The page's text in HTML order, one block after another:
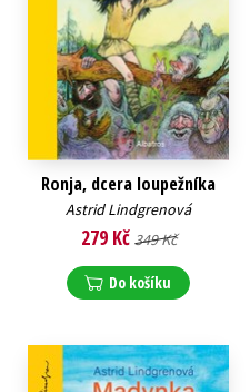
Ronja, dcera loupežníka
Astrid Lindgrenová
279 Kč 349 Kč
Do košíku